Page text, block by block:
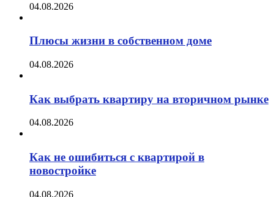
04.08.2026
Плюсы жизни в собственном доме
04.08.2026
Как выбрать квартиру на вторичном рынке
04.08.2026
Как не ошибиться с квартирой в
новостройке
04.08.2026